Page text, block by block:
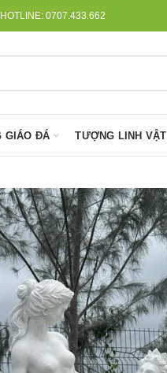
0707.433.662
GIÁO ĐÁ TƯỢNG LINH VẬT